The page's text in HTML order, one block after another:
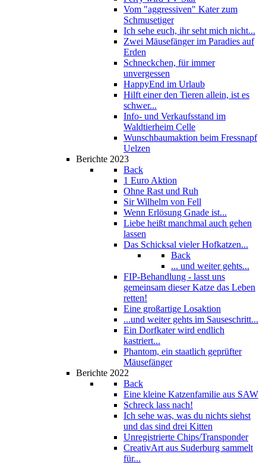
Vom "aggressiven" Kater zum
Schmusetiger
Ich sehe euch, ihr seht mich nicht...
Zwei Mäusefänger im Paradies auf
Erden
Schneckchen, für immer
unvergessen
HappyEnd im Urlaub
Hilft einer den Tieren allein, ist es
schwer...
Info- und Verkaufsstand im
Waldtierheim Celle
Wunschbaumaktion beim Fressnapf
Uelzen
Berichte 2023
Back
1 Euro Aktion
Ohne Rast und Ruh
Sir Wilhelm von Fell
Wenn Erlösung Gnade ist...
Liebe heißt manchmal auch gehen
lassen
Das Schicksal vieler Hofkatzen...
Back
... und weiter gehts...
FIP-Behandlung - lasst uns
gemeinsam dieser Katze das Leben
retten!
Eine großartige Losaktion
...und weiter gehts im Sauseschritt...
Ein Dorfkater wird endlich
kastriert...
Phantom, ein staatlich geprüfter
Mäusefänger
Berichte 2022
Back
Eine kleine Katzenfamilie aus SAW
Schreck lass nach!
Ich sehe was, was du nichts siehst
und das sind drei Kitten
Unregistrierte Chips/Transponder
CreativArt aus Suderburg sammelt
für...